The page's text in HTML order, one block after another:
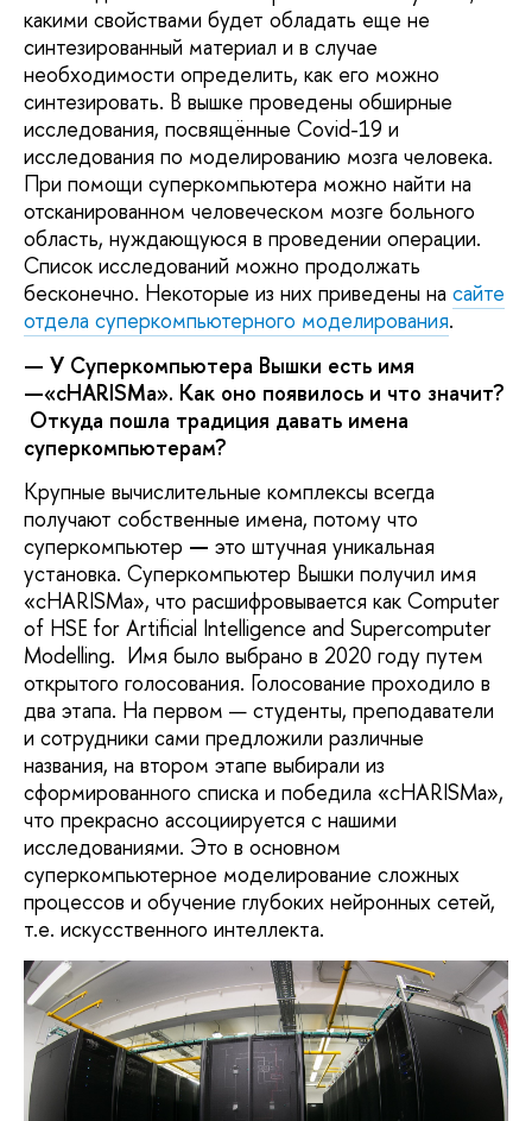
какими свойствами будет обладать еще не
синтезированный материал и в случае
необходимости определить, как его можно
синтезировать. В вышке проведены обширные
исследования, посвящённые Covid-19 и
исследования по моделированию мозга человека.
При помощи суперкомпьютера можно найти на
отсканированном человеческом мозге больного
область, нуждающуюся в проведении операции.
Список исследований можно продолжать
бесконечно. Некоторые из них приведены на сайте
отдела суперкомпьютерного моделирования.
— У Суперкомпьютера Вышки есть имя
—«cHARISMa». Как оно появилось и что значит?
Откуда пошла традиция давать имена
суперкомпьютерам?
Крупные вычислительные комплексы всегда
получают собственные имена, потому что
суперкомпьютер — это штучная уникальная
установка. Суперкомпьютер Вышки получил имя
«cHARISMa», что расшифровывается как Computer
of HSE for Artificial Intelligence and Supercomputer
Modelling. Имя было выбрано в 2020 году путем
открытого голосования. Голосование проходило в
два этапа. На первом — студенты, преподаватели
и сотрудники сами предложили различные
названия, на втором этапе выбирали из
сформированного списка и победила «cHARISMa»,
что прекрасно ассоциируется с нашими
исследованиями. Это в основном
суперкомпьютерное моделирование сложных
процессов и обучение глубоких нейронных сетей,
т.е. искусственного интеллекта.